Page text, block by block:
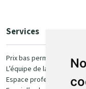
Services
Prix bas permanent
L’équipe de la pharmacie
Espace professionnel